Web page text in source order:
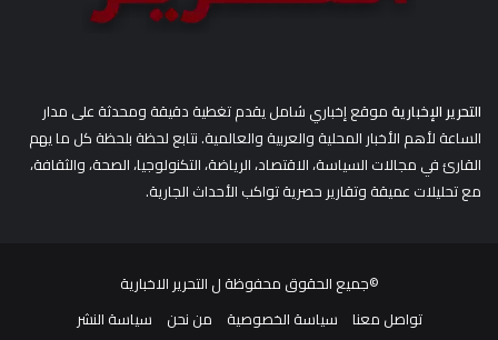
التحرير الإخباريةموقع إخباري شامل يقدم تغطية دقيقة ومحدثة على مدار
الساعة لأهم الأخبار المحلية والعربية والعالمية. نتابع لحظة بلحظة كل ما يهم
القارئ في مجالات السياسة، الاقتصاد، الرياضة، التكنولوجيا، الصحة، والثقافة،
مع تحليلات عميقة وتقارير حصرية تواكب الأحداث الجارية.
©جميع الحقوق محفوظة ل التحرير الاخبارية
تواصل معنا
سياسة الخصوصية من نحن سياسة النشر